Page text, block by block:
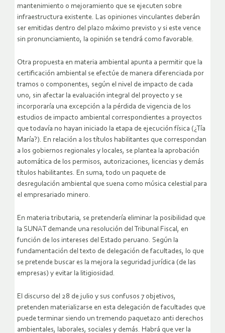
mantenimiento o mejoramiento que se ejecuten sobre
infraestructura existente. Las opiniones vinculantes deberán
ser emitidas dentro del plazo máximo previsto y si este vence
sin pronunciamiento, la opinión se tendrá como favorable.
Otra propuesta en materia ambiental apunta a permitir que la
certificación ambiental se efectúe de manera diferenciada por
tramos o componentes, según el nivel de impacto de cada
uno, sin afectar la evaluación integral del proyecto y se
incorporaría una excepción a la pérdida de vigencia de los
estudios de impacto ambiental correspondientes a proyectos
que todavía no hayan iniciado la etapa de ejecución física (¿Tía
María?). En relación a los títulos habilitantes que correspondan
a los gobiernos regionales y locales, se plantea la aprobación
automática de los permisos, autorizaciones, licencias y demás
títulos habilitantes. En suma, todo un paquete de
desregulación ambiental que suena como música celestial para
el empresariado minero.
En materia tributaria, se pretendería eliminar la posibilidad que
la SUNAT demande una resolución del Tribunal Fiscal, en
función de los intereses del Estado peruano. Según la
fundamentación del texto de delegación de facultades, lo que
se pretende buscar es la mejora la seguridad jurídica (de las
empresas) y evitar la litigiosidad.
El discurso del 28 de julio y sus confusos 7 objetivos,
pretenden materializarse en esta delegación de facultades que
puede terminar siendo un tremendo paquetazo anti derechos
ambientales, laborales, sociales y demás. Habrá que ver la